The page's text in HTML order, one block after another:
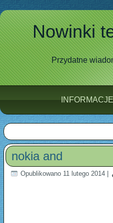
Nowinki
Przydatne
INFORMACJE
nokia and
Opublikowano 11 lutego 2014